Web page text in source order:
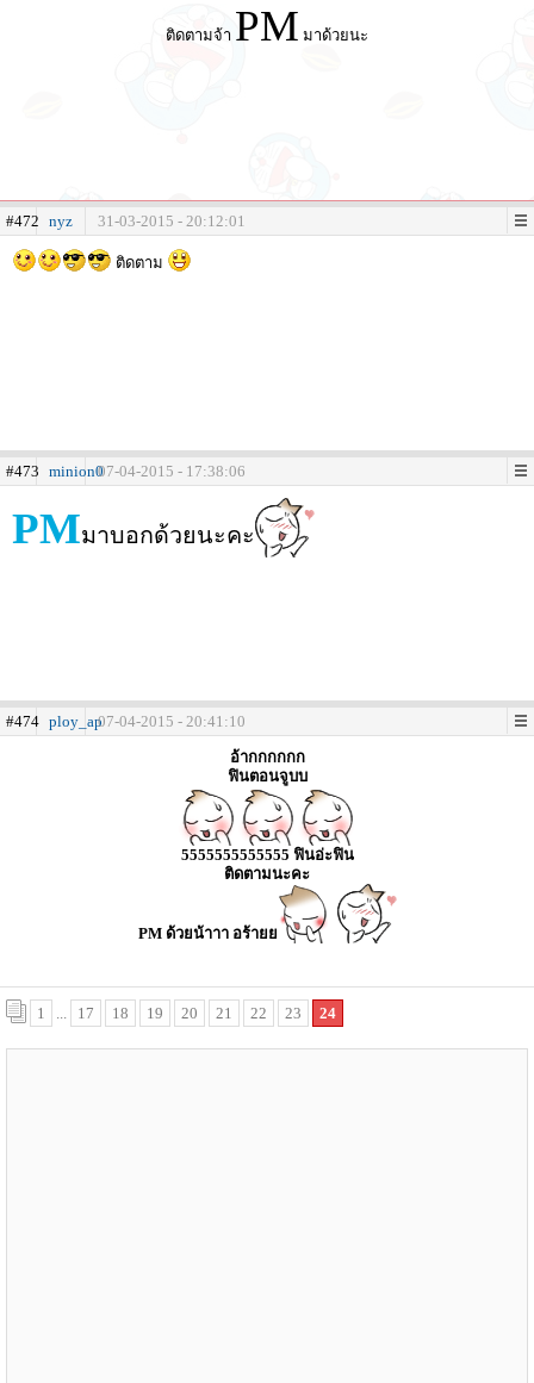
ติดตามจ้า PM มาด้วยนะ
#472 nyz 31-03-2015 - 20:12:01
ติดตาม
#473 minion007-04-2015 - 17:38:06
PMมาบอกด้วยนะคะ
#474 ploy_ap07-04-2015 - 20:41:10
อ้ากกกกกก
ฟินตอนจูบบ
5555555555555 ฟินอ่ะฟิน
ติดตามนะคะ
PM ด้วยน้าาา อร้ายย
1 ... 17 18 19 20 21 22 23 24